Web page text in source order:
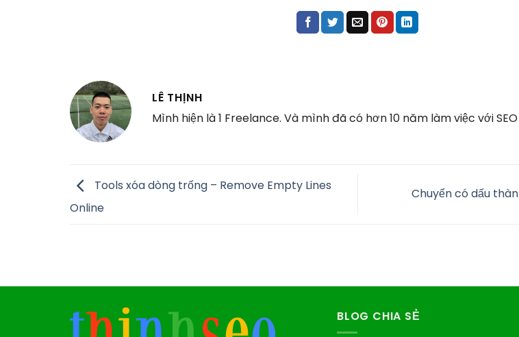
LÊ THỊNH
Mình hiện là 1 Freelance. Và mình đã có hơn 10 năm làm việc với
Tools xóa dòng trống – Remove Empty Lines
Online
Chuyển có dấu
BLOG CHIA SẺ